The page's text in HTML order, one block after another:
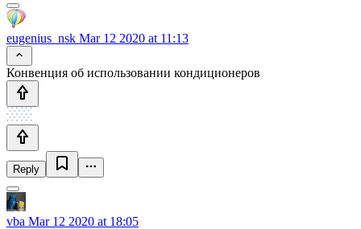
eugenius_nsk Mar 12 2020 at 11:13
Конвенция об использовании кондиционеров
Reply
vba Mar 12 2020 at 18:05